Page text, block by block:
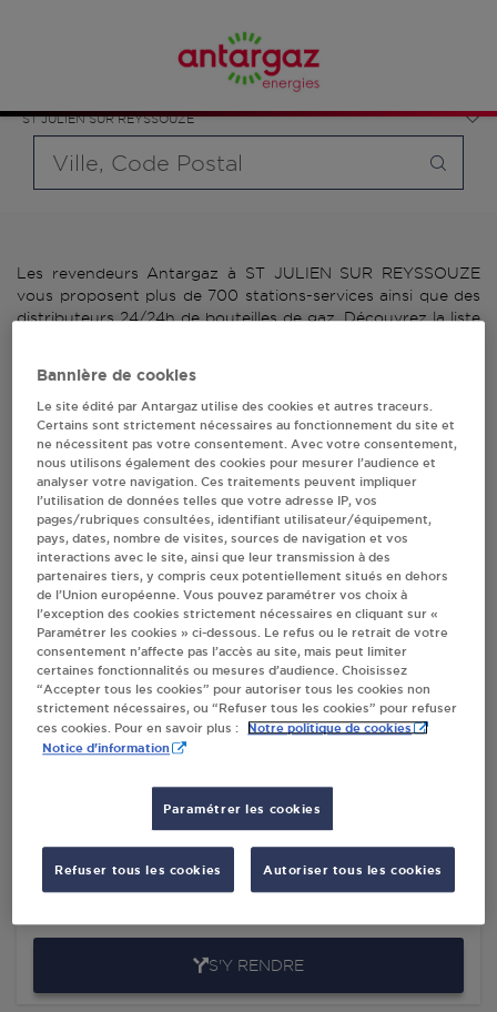
ST JULIEN SUR REYSSOUZE
bouteille souhaité et le type de point de vente (revendeur /
distributeur automatique de bouteilles de gaz ou station GPL
carburant)
Les revendeurs Antargaz à ST JULIEN SUR REYSSOUZE
vous proposent plus de 700 stations-services ainsi que des
distributeurs 24/24h de bouteilles de gaz. Découvrez la liste
distributeurs de bouteilles de gaz.
2 revendeur(s) Antargaz
à ST JULIEN SUR
REYSSOUZE
Villes
COMTET PIN ST JULIEN SUR REYSSOUZE
705 ROUTE DE CHALON
01560ST JULIEN SUR REYSSOUZE
VULIN ETS GARAGE ST JULIEN SUR
REYSSOUZE
180 ROUTE DU BOURG
S'Y RENDRE
Bannière de cookies
Le site édité par Antargaz utilise des cookies et autres traceurs.
Certains sont strictement nécessaires au fonctionnement du site et
ne nécessitent pas votre consentement. Avec votre consentement,
nous utilisons également des cookies pour mesurer l’audience et
analyser votre navigation. Ces traitements peuvent impliquer
l’utilisation de données telles que votre adresse IP, vos
pages/rubriques consultées, identifiant utilisateur/équipement,
pays, dates, nombre de visites, sources de navigation et vos
interactions avec le site, ainsi que leur transmission à des
partenaires tiers, y compris ceux potentiellement situés en dehors
de l’Union européenne. Vous pouvez paramétrer vos choix à
l’exception des cookies strictement nécessaires en cliquant sur «
Paramétrer les cookies » ci-dessous. Le refus ou le retrait de votre
consentement n’affecte pas l’accès au site, mais peut limiter
certaines fonctionnalités ou mesures d’audience. Choisissez
“Accepter tous les cookies” pour autoriser tous les cookies non
strictement nécessaires, ou “Refuser tous les cookies” pour refuser
ces cookies. Pour en savoir plus :
Notre politique de cookies
Notice d'information
Paramétrer les cookies
Refuser tous les cookies Autoriser tous les cookies